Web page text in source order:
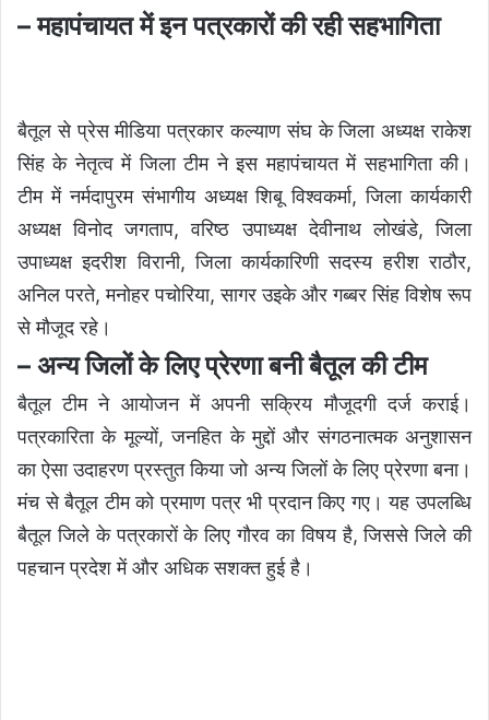
– महापंचायत में इन पत्रकारों की रही सहभागिता
बैतूल से प्रेस मीडिया पत्रकार कल्याण संघ के जिला अध्यक्ष राकेश
सिंह के नेतृत्व में जिला टीम ने इस महापंचायत में सहभागिता की।
टीम में नर्मदापुरम संभागीय अध्यक्ष शिबू विश्वकर्मा, जिला कार्यकारी
अध्यक्ष विनोद जगताप, वरिष्ठ उपाध्यक्ष देवीनाथ लोखंडे, जिला
उपाध्यक्ष इदरीश विरानी, जिला कार्यकारिणी सदस्य हरीश राठौर,
अनिल परते, मनोहर पचोरिया, सागर उइके और गब्बर सिंह विशेष रूप
से मौजूद रहे।
– अन्य जिलों के लिए प्रेरणा बनी बैतूल की टीम
बैतूल टीम ने आयोजन में अपनी सक्रिय मौजूदगी दर्ज कराई।
पत्रकारिता के मूल्यों, जनहित के मुद्दों और संगठनात्मक अनुशासन
का ऐसा उदाहरण प्रस्तुत किया जो अन्य जिलों के लिए प्रेरणा बना।
मंच से बैतूल टीम को प्रमाण पत्र भी प्रदान किए गए। यह उपलब्धि
बैतूल जिले के पत्रकारों के लिए गौरव का विषय है, जिससे जिले की
पहचान प्रदेश में और अधिक सशक्त हुई है।